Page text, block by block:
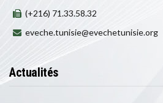
(+216) 71.33.58.32
eveche.tunisie@evechetunisie.org
Actualités